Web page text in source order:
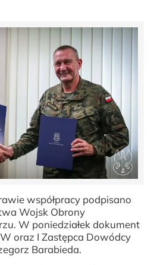
współpracy podpisano
Wojsk Obrony
W poniedziałek dokument
oraz I Zastępca Dowódcy
Barabieda.